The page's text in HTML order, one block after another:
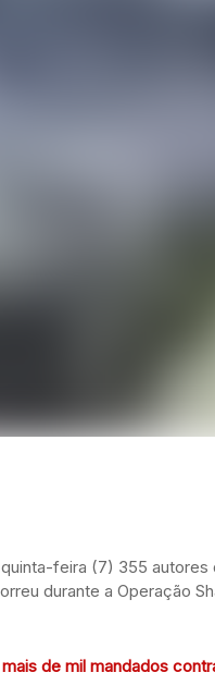
feira (7) 355
durante a Operação
de mil mandados